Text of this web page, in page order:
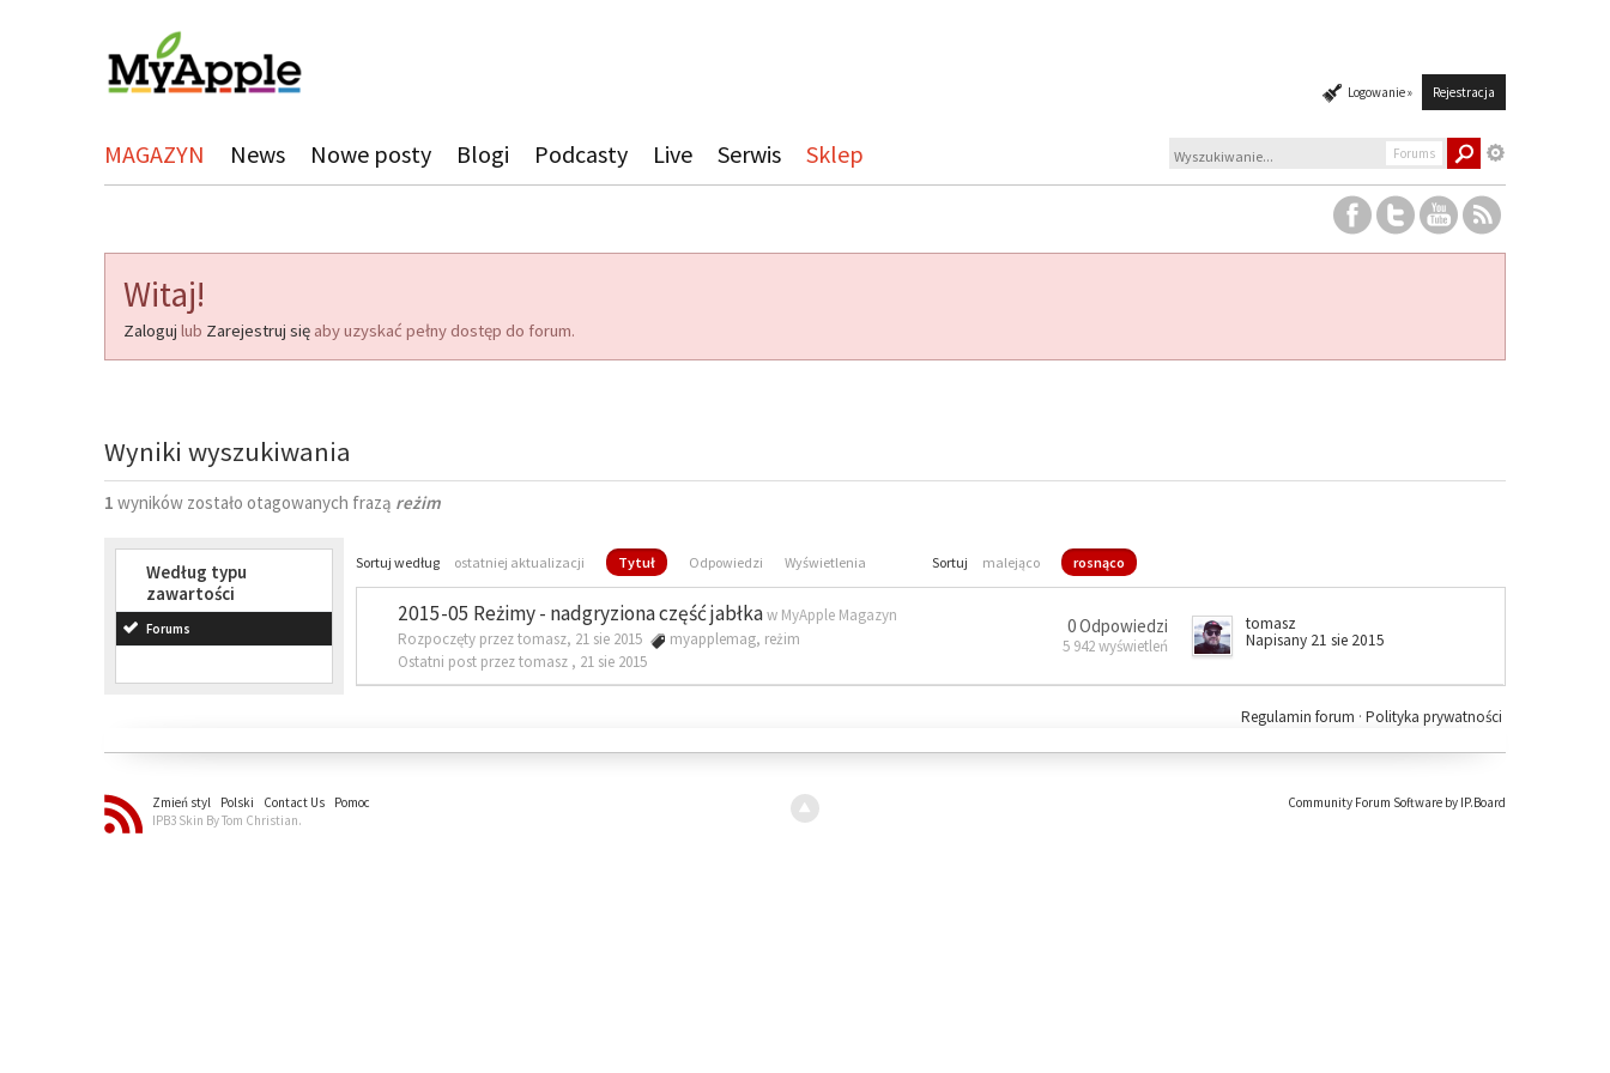
Logowanie » Rejestracja
MAGAZYN News Nowe posty Blogi Podcasty Live Serwis Sklep Forums
Witaj!
Zaloguj lub Zarejestruj się aby uzyskać pełny dostęp do forum.
Wyniki wyszukiwania
1 wyników zostało otagowanych frazą reżim
Według typu
zawartości
Forums
Sortuj według ostatniej aktualizacji Tytuł Odpowiedzi Wyświetlenia Sortuj malejąco rosnąco
2015-05 Reżimy - nadgryziona część jabłkaw MyApple Magazyn
Rozpoczęty przez tomasz, 21 sie 2015
myapplemag, reżim
Ostatni post przez tomasz , 21 sie 2015
0 Odpowiedzi
5 942 wyświetleń
tomasz
Napisany 21 sie 2015
Polityka prywatności
Regulamin forum ·
Zmień styl Polski Contact Us
Pomoc
IPB3 Skin By Tom Christian.
Community Forum Software by IP.Board